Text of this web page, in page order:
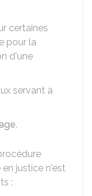
certaines
pour la
d'une
servant à
.
justice n'est
: